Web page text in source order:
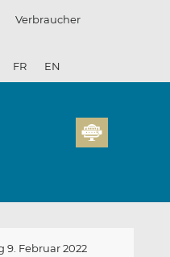
Verbraucher
FR EN
Februar 2022